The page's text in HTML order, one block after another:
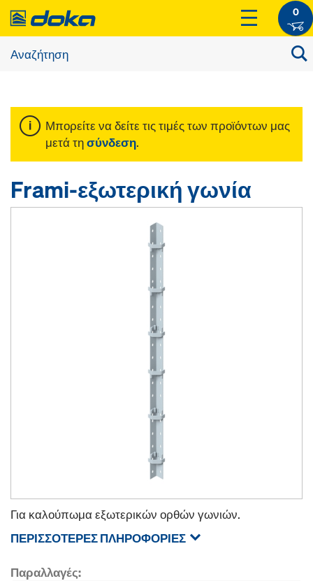
0
Μπορείτε να δείτε τις τιμές των προϊόντων μας
μετά τησύνδεση.
Frami-εξωτερική γωνία
Για καλούπωμα εξωτερικών ορθών γωνιών.
ΠΕΡΙΣΣΌΤΕΡΕΣ ΠΛΗΡΟΦΟΡΊΕΣ
Παραλλαγές: